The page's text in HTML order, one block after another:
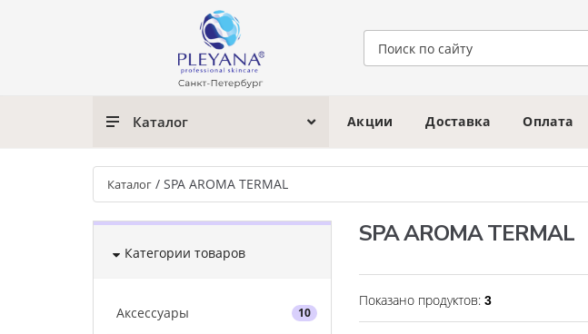
Каталог Акции Доставка Оплата
Каталог / SPA AROMA TERMAL
Категории товаров
Аксессуары 10
SPA AROMA TERMAL
Показано продуктов: 3